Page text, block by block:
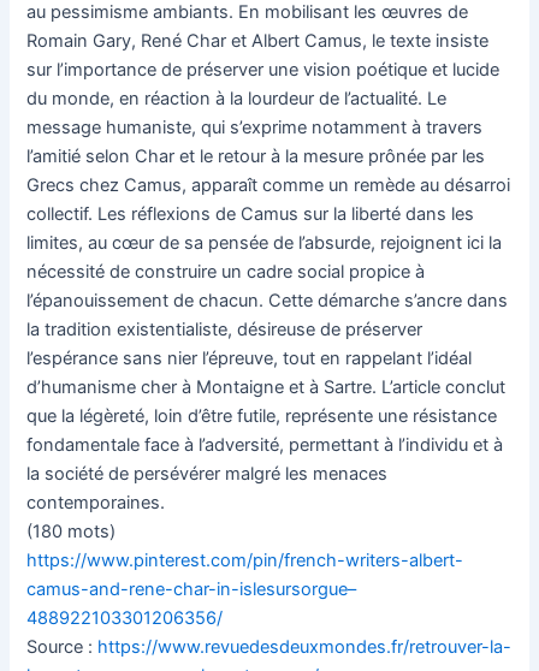
au pessimisme ambiants. En mobilisant les œuvres de
Romain Gary, René Char et Albert Camus, le texte insiste
sur l’importance de préserver une vision poétique et lucide
du monde, en réaction à la lourdeur de l’actualité. Le
message humaniste, qui s’exprime notamment à travers
l’amitié selon Char et le retour à la mesure prônée par les
Grecs chez Camus, apparaît comme un remède au désarroi
collectif. Les réflexions de Camus sur la liberté dans les
limites, au cœur de sa pensée de l’absurde, rejoignent ici la
nécessité de construire un cadre social propice à
l’épanouissement de chacun. Cette démarche s’ancre dans
la tradition existentialiste, désireuse de préserver
l’espérance sans nier l’épreuve, tout en rappelant l’idéal
d’humanisme cher à Montaigne et à Sartre. L’article conclut
que la légèreté, loin d’être futile, représente une résistance
fondamentale face à l’adversité, permettant à l’individu et à
la société de persévérer malgré les menaces
contemporaines.
(180 mots)
https://www.pinterest.com/pin/french-writers-albert-
camus-and-rene-char-in-islesursorgue–
488922103301206356/
Source : https://www.revuedesdeuxmondes.fr/retrouver-la-